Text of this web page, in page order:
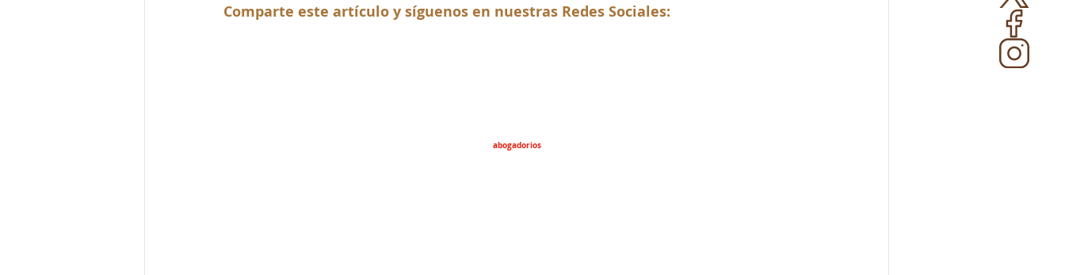
Comparte este artículo y síguenos en nuestras Redes Sociales:
abogadorios